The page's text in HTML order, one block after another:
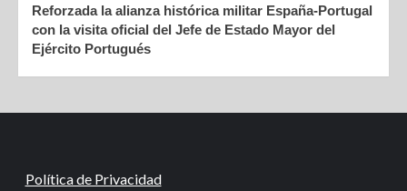
Reforzada la alianza histórica militar España-Portugal
con la visita oficial del Jefe de Estado Mayor del
Ejército Portugués
Política de Privacidad